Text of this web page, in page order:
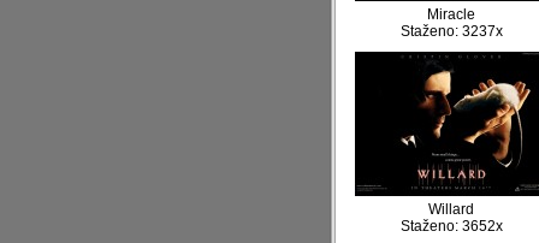
Miracle
Staženo: 3237x
Willard
Staženo: 3652x